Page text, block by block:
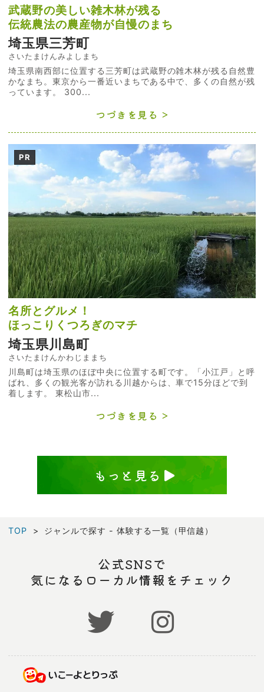
武蔵野の美しい雑木林が残る
伝統農法の農産物が自慢のまち
埼玉県三芳町
さいたまけんみよしまち
埼玉県南西部に位置する三芳町は武蔵野の雑木林が残る自然豊
かなまち。東京から一番近いまちである中で、多くの自然が残
っています。 300...
つづきを見る
PR
名所とグルメ！
ほっこりくつろぎのマチ
埼玉県川島町
さいたまけんかわじままち
川島町は埼玉県のほぼ中央に位置する町です。「小江戸」と呼
ばれ、多くの観光客が訪れる川越からは、車で15分ほどで到
着します。 東松山市...
つづきを見る
もっと見る
TOP ジャンルで探す - 体験する一覧（甲信越）
公式SNSで
気になるローカル情報をチェック